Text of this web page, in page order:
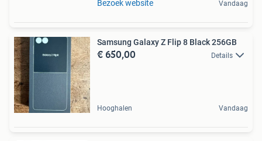
Bezoek website Vandaag
Samsung Galaxy Z Flip 8 Black 256GB
€ 650,00 Details
Hooghalen Vandaag